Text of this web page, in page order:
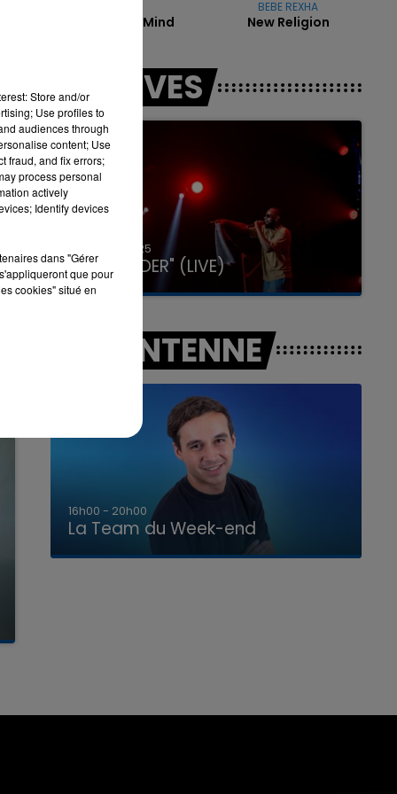
LA TEAM DU
One Track Mind
BEBE REXHA
New Religion
LES LIVES
31 janvier 2025
GIMS "SPIDER" (LIVE)
A L'ANTENNE
7h00 - 12h00
La Team du Week-end
Store and/or
Use profiles to
audiences through
content; Use
fraud, and fix errors;
process personal
actively
Identify devices
dans "Gérer
que pour
cookies" situé en